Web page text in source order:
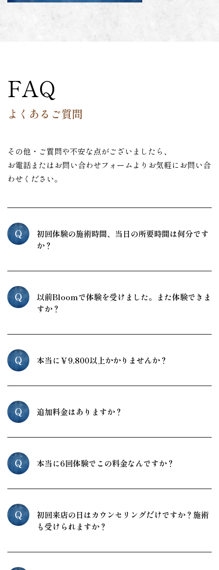
FAQ
よくあるご質問
その他・ご質問や不安な点がございましたら、
お電話またはお問い合わせフォームよりお気軽にお問い合
わせください。
Q
初回体験の施術時間、当日の所要時間は何分です
か？
Q
以前Bloomで体験を受けました。また体験できま
すか？
Q 本当に￥9,800以上かかりませんか？
Q 追加料金はありますか？
Q 本当に6回体験でこの料金なんですか？
Q
初回来店の日はカウンセリングだけですか？施術
も受けられますか？